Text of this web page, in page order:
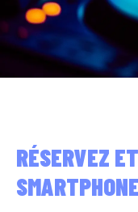
RÉSERVEZ